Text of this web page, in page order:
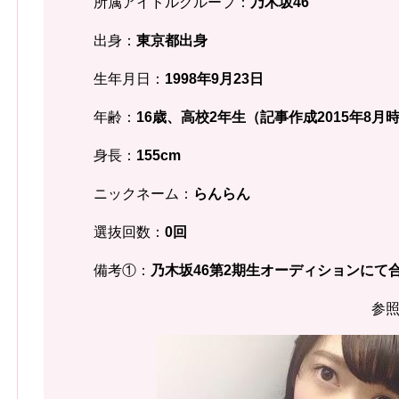
出身： 東京都出身
生年月日： 1998年9月23日
年齢： 16歳、高校2年生（記事作成2015年8月
身長： 155cm
ニックネーム： らんらん
選抜回数： 0回
備考①： 乃木坂46第2期生オーディションにて
参